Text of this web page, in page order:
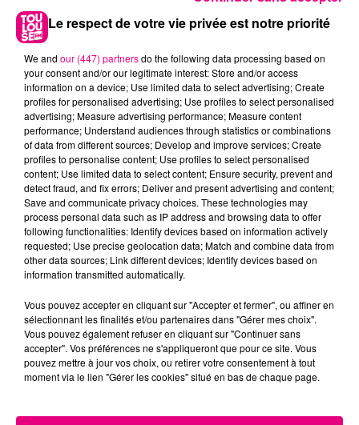
autres : 100 % tourné vers l’emploi des jeunes,
tous secteurs confondus, partout en France, un
projet sociétal,...
23 mai 2025
QUI VA TROUVER CHOCOLATINE ET
GAGNER DES CADEAUX LORS DE «
TOULOUSE...
Vendredi 30 mai
À LA UNE
Le respect de votre vie privée est notre priorité
We and our (447) partnersdo the following data processing based on
your consent and/or our legitimate interest: Store and/or access
information on a device; Use limited data to select advertising; Create
profiles for personalised advertising; Use profiles to select personalised
advertising; Measure advertising performance; Measure content
performance; Understand audiences through statistics or combinations
of data from different sources; Develop and improve services; Create
profiles to personalise content; Use profiles to select personalised
content; Use limited data to select content; Ensure security, prevent and
detect fraud, and fix errors; Deliver and present advertising and content;
Save and communicate privacy choices. These technologies may
process personal data such as IP address and browsing data to offer
following functionalities: Identify devices based on information actively
requested; Use precise geolocation data; Match and combine data from
other data sources; Link different devices; Identify devices based on
information transmitted automatically.
Vous pouvez accepter en cliquant sur "Accepter et fermer", ou affiner en
sélectionnant les finalités et/ou partenaires dans "Gérer mes choix".
Vous pouvez également refuser en cliquant sur "Continuer sans
accepter". Vos préférences ne s'appliqueront que pour ce site. Vous
pouvez mettre à jour vos choix, ou retirer votre consentement à tout
moment via le lien "Gérer les cookies" situé en bas de chaque page.